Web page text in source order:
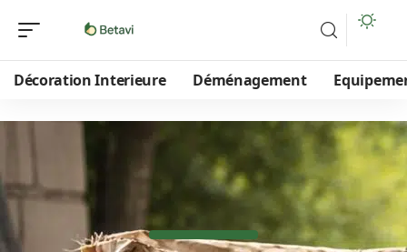
Décoration Interieure Déménagement